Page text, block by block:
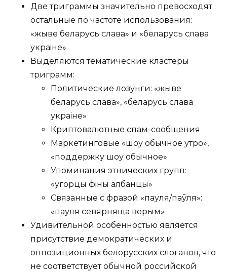
Две триграммы значительно превосходят
остальные по частоте использования:
«жыве беларусь слава» и «беларусь слава
украiне»
Выделяются тематические кластеры
триграмм:
Политические лозунги: «жыве
беларусь слава», «беларусь слава
украiне»
Криптовалютные спам-сообщения
Маркетинговые «шоу обычное утро»,
«поддержку шоу обычное»
Упоминания этнических групп:
«угорцы фiны албанцы»
Связанные с фразой «пауля/паўля»:
«пауля севярняща верым»
Удивительной особенностью является
присутствие демократических и
оппозиционных белорусских слоганов, что
не соответствует обычной российской